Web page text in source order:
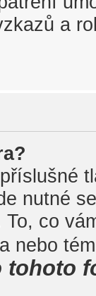
a
nutné
co
nebo